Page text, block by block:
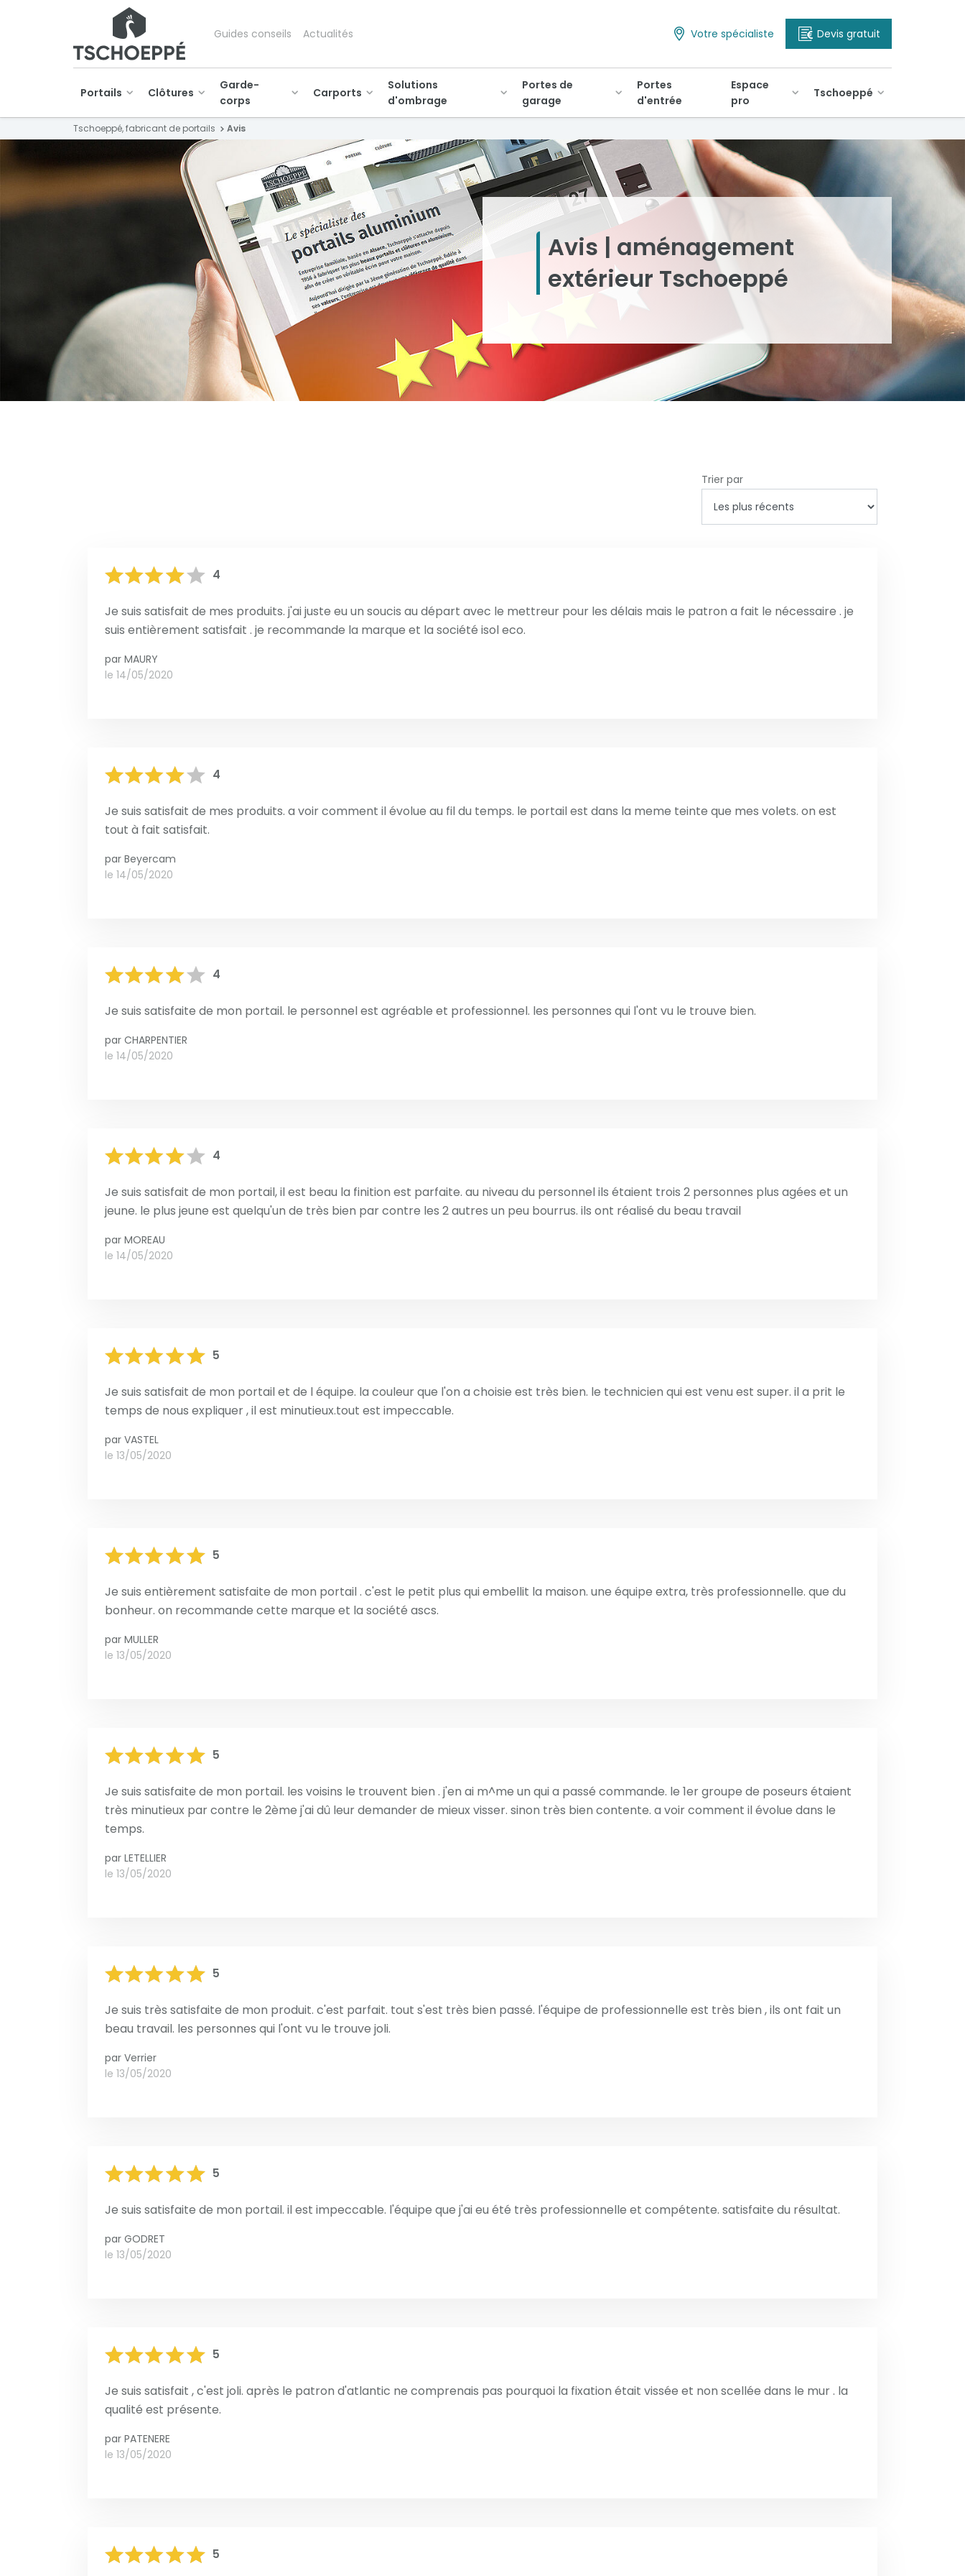
Guides conseils Actualités Votre spécialiste Devis gratuit
Portails Clôtures
Garde-
corps
Carports
Solutions
d'ombrage
Portes de
garage
Portes
d'entrée
Espace
pro
Tschoeppé
Tschoeppé, fabricant de portails Avis
Avis | aménagement
extérieur Tschoeppé
Trier par
4
Je suis satisfait de mes produits. j'ai juste eu un soucis au départ avec le mettreur pour les délais mais le patron a fait le nécessaire . je
suis entièrement satisfait . je recommande la marque et la société isol eco.
par MAURY
le 14/05/2020
4
Je suis satisfait de mes produits. a voir comment il évolue au fil du temps. le portail est dans la meme teinte que mes volets. on est
tout à fait satisfait.
par Beyercam
le 14/05/2020
4
Je suis satisfaite de mon portail. le personnel est agréable et professionnel. les personnes qui l'ont vu le trouve bien.
par CHARPENTIER
le 14/05/2020
4
Je suis satisfait de mon portail, il est beau la finition est parfaite. au niveau du personnel ils étaient trois 2 personnes plus agées et un
jeune. le plus jeune est quelqu'un de très bien par contre les 2 autres un peu bourrus. ils ont réalisé du beau travail
par MOREAU
le 14/05/2020
5
Je suis satisfait de mon portail et de l équipe. la couleur que l'on a choisie est très bien. le technicien qui est venu est super. il a prit le
temps de nous expliquer , il est minutieux.tout est impeccable.
par VASTEL
le 13/05/2020
5
Je suis entièrement satisfaite de mon portail . c'est le petit plus qui embellit la maison. une équipe extra, très professionnelle. que du
bonheur. on recommande cette marque et la société ascs.
par MULLER
le 13/05/2020
5
Je suis satisfaite de mon portail. les voisins le trouvent bien . j'en ai m^me un qui a passé commande. le 1er groupe de poseurs étaient
très minutieux par contre le 2ème j'ai dû leur demander de mieux visser. sinon très bien contente. a voir comment il évolue dans le
temps.
par LETELLIER
le 13/05/2020
5
Je suis très satisfaite de mon produit. c'est parfait. tout s'est très bien passé. l'équipe de professionnelle est très bien , ils ont fait un
beau travail. les personnes qui l'ont vu le trouve joli.
par Verrier
le 13/05/2020
5
Je suis satisfaite de mon portail. il est impeccable. l'équipe que j'ai eu été très professionnelle et compétente. satisfaite du résultat.
par GODRET
le 13/05/2020
5
Je suis satisfait , c'est joli. après le patron d'atlantic ne comprenais pas pourquoi la fixation était vissée et non scellée dans le mur . la
qualité est présente.
par PATENERE
le 13/05/2020
5